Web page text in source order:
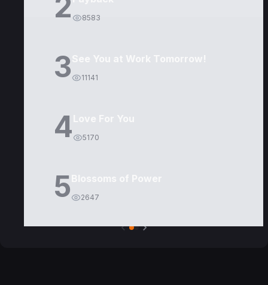
8583
3 11141
4 5170
5 2647